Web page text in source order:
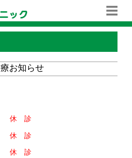
お知らせ
休 診
休 診
休 診